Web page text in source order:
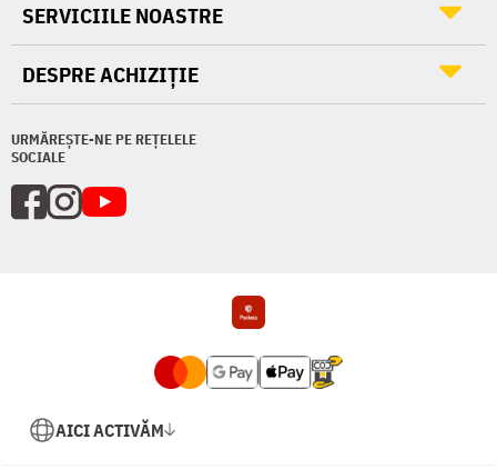
URMĂREȘTE-NE PE REȚELELE
SOCIALE
SERVICIILE NOASTRE
DESPRE ACHIZIȚIE
AICI ACTIVĂM